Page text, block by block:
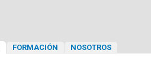
FORMACIÓN NOSOTROS